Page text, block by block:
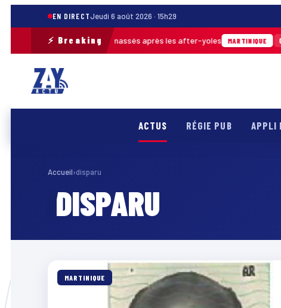
EN DIRECTJeudi 6 août 2026 · 15h29
⚡ Breaking
de 30 m³ de déchets ramassés après les after-yoles MARTINIQUE
ACTUS RÉGIE PUB APPLI
Accueil›disparu
DISPARU
MARTINIQUE